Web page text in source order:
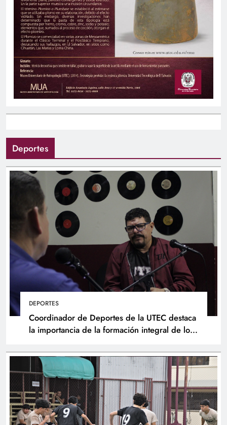
Deportes
DEPORTES
Coordinador de Deportes de la UTEC destaca
la importancia de la formación integral de los